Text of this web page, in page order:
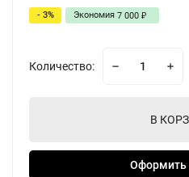
- 3% Экономия 7 000 ₽
Количество:
В
Оформить